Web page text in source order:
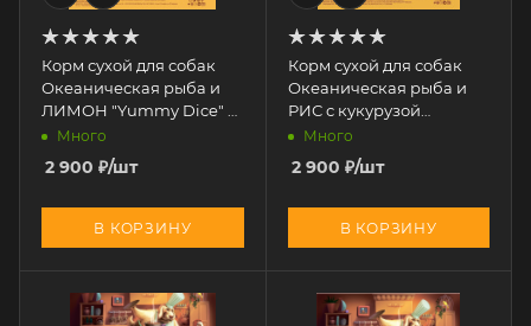
Корм сухой для собак
Океаническая рыба и
ЛИМОН "Yummy Dice" 2
кг Много
2 900 ₽/шт
В КОРЗИНУ
Корм сухой для собак
Океаническая рыба и
РИС с кукурузой
Много
2 900 ₽/шт
В КОРЗИНУ